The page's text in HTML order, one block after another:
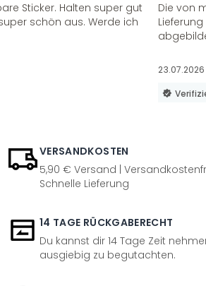
Sticker. Halten super gut
schön aus. Werde ich
Die von
23.07.2026
VERSANDKOSTEN
5,90 € Versand |
Schnelle Lieferung
14 TAGE RÜCKGABERECHT
Du kannst dir 14 Tage Zeit
ausgiebig zu begutachten.